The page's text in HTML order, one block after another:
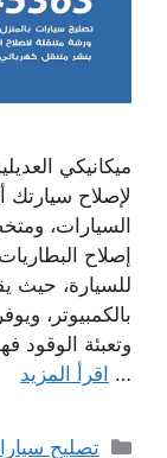
ميكانيكي
لإصلاح سيارتك
السيارات،
إصلاح
للسيارة، حيث
بالكمبيوتر،
وتعبئة الوقود
… اقرأ المزيد
التصنيفات
تصليح